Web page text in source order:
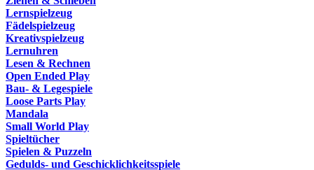
Lernspielzeug
Fädelspielzeug
Kreativspielzeug
Lernuhren
Lesen & Rechnen
Open Ended Play
Bau- & Legespiele
Loose Parts Play
Mandala
Small World Play
Spieltücher
Spielen & Puzzeln
Gedulds- und Geschicklichkeitsspiele